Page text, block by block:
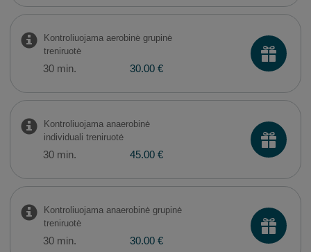
Kontroliuojama aerobinė grupinė
treniruotė
30 min. 30.00 €
Kontroliuojama anaerobinė
individuali treniruotė
30 min. 45.00 €
Kontroliuojama anaerobinė grupinė
treniruotė
30 min. 30.00 €